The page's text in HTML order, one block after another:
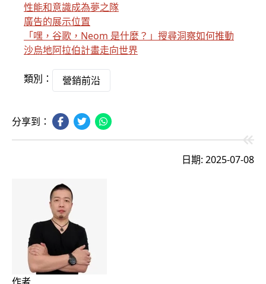
性能和意識成為夢之隊
廣告的展示位置
「嘿，谷歌，Neom 是什麼？」搜尋洞察如何推動
沙烏地阿拉伯計畫走向世界
類別： 營銷前沿
分享到：
日期: 2025-07-08